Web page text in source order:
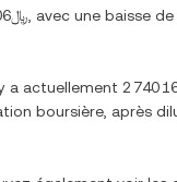
﷼6,4106 , avec une baisse de
y a actuellement 2 740
boursière, après